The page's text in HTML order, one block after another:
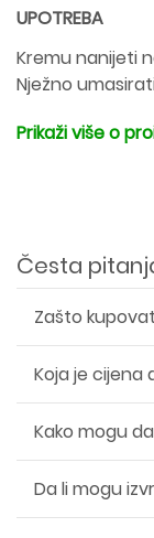
UPOTREBA
Kremu nanijeti
Nježno
Prikaži više o
Česta
Zašto
Koja je cijena
Kako mogu
Da li mogu